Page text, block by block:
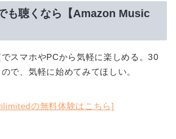
も聴くなら【Amazon Music
スマホやPCから気軽に楽しめる。30
で、気軽に始めてみてほしい。
の無料体験はこちら]